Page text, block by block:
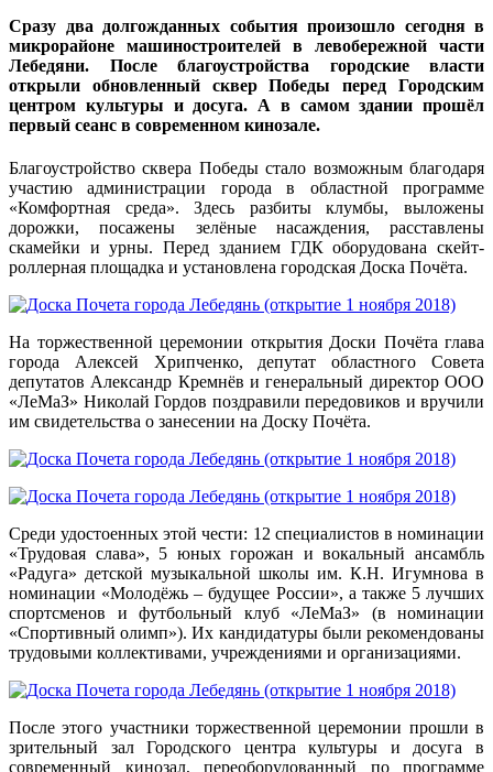
Сразу два долгожданных события произошло сегодня в
микрорайоне машиностроителей в левобережной части
Лебедяни. После благоустройства городские власти
открыли обновленный сквер Победы перед Городским
центром культуры и досуга. А в самом здании прошёл
первый сеанс в современном кинозале.
Благоустройство сквера Победы стало возможным благодаря
участию администрации города в областной программе
«Комфортная среда». Здесь разбиты клумбы, выложены
дорожки, посажены зелёные насаждения, расставлены
скамейки и урны. Перед зданием ГДК оборудована скейт-
роллерная площадка и установлена городская Доска Почёта.
На торжественной церемонии открытия Доски Почёта глава
города Алексей Хрипченко, депутат областного Совета
депутатов Александр Кремнёв и генеральный директор ООО
«ЛеМаЗ» Николай Гордов поздравили передовиков и вручили
им свидетельства о занесении на Доску Почёта.
Среди удостоенных этой чести: 12 специалистов в номинации
«Трудовая слава», 5 юных горожан и вокальный ансамбль
«Радуга» детской музыкальной школы им. К.Н. Игумнова в
номинации «Молодёжь – будущее России», а также 5 лучших
спортсменов и футбольный клуб «ЛеМаЗ» (в номинации
«Спортивный олимп»). Их кандидатуры были рекомендованы
трудовыми коллективами, учреждениями и организациями.
После этого участники торжественной церемонии прошли в
зрительный зал Городского центра культуры и досуга в
современный кинозал, переоборудованный по программе